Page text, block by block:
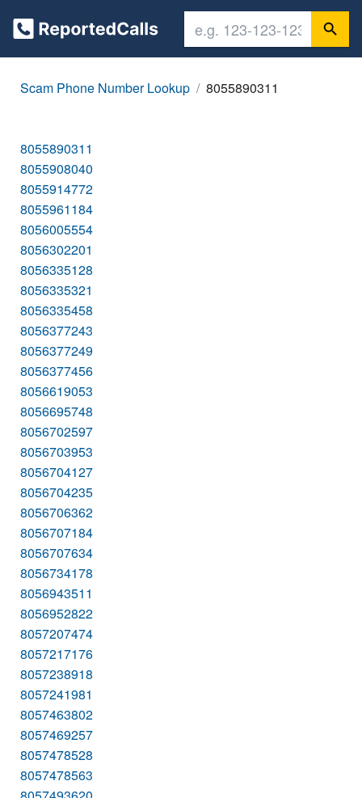
Scam Phone Number Lookup 8055890311
8055890311
8055908040
8055914772
8055961184
8056005554
8056302201
8056335128
8056335321
8056335458
8056377243
8056377249
8056377456
8056619053
8056695748
8056702597
8056703953
8056704127
8056704235
8056706362
8056707184
8056707634
8056734178
8056943511
8056952822
8057207474
8057217176
8057238918
8057241981
8057463802
8057469257
8057478528
8057478563